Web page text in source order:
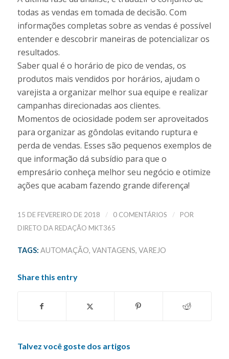
todas as vendas em tomada de decisão. Com
informações completas sobre as vendas é possível
entender e descobrir maneiras de potencializar os
resultados.
Saber qual é o horário de pico de vendas, os
produtos mais vendidos por horários, ajudam o
varejista a organizar melhor sua equipe e realizar
campanhas direcionadas aos clientes.
Momentos de ociosidade podem ser aproveitados
para organizar as gôndolas evitando ruptura e
perda de vendas. Esses são pequenos exemplos de
que informação dá subsídio para que o
empresário conheça melhor seu negócio e otimize
ações que acabam fazendo grande diferença!
15 DE FEVEREIRO DE 2018 / 0 COMENTÁRIOS /
POR
DIRETO DA REDAÇÃO MKT365
TAGS: AUTOMAÇÃO, VANTAGENS, VAREJO
Share this entry
Talvez você goste dos artigos